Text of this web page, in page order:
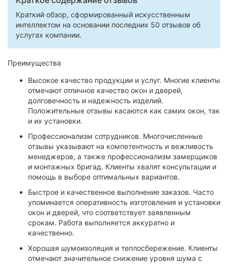
Краткий обзор, сформированный искусственным
интеллектом на основании последних 50 отзывов об
услугах компании.
Преимущества
Высокое качество продукции и услуг. Многие клиенты
отмечают отличное качество окон и дверей,
долговечность и надежность изделий.
Положительные отзывы касаются как самих окон, так
и их установки.
Профессионализм сотрудников. Многочисленные
отзывы указывают на компетентность и вежливость
менеджеров, а также профессионализм замерщиков
и монтажных бригад. Клиенты хвалят консультации и
помощь в выборе оптимальных вариантов.
Быстрое и качественное выполнение заказов. Часто
упоминается оперативность изготовления и установки
окон и дверей, что соответствует заявленным
срокам. Работа выполняется аккуратно и
качественно.
Хорошая шумоизоляция и теплосбережение. Клиенты
отмечают значительное снижение уровня шума с